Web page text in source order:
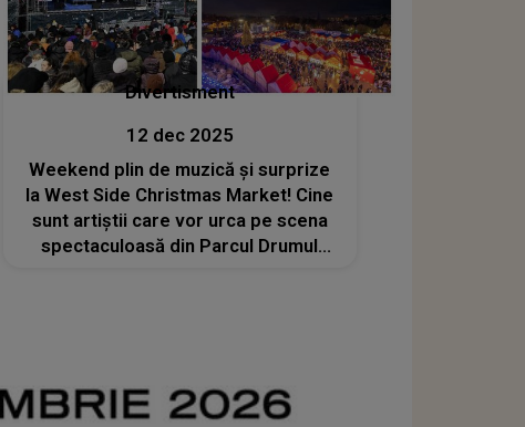
Divertisment
12 dec 2025
Weekend plin de muzică și surprize
la West Side Christmas Market! Cine
sunt artiștii care vor urca pe scena
spectaculoasă din Parcul Drumul